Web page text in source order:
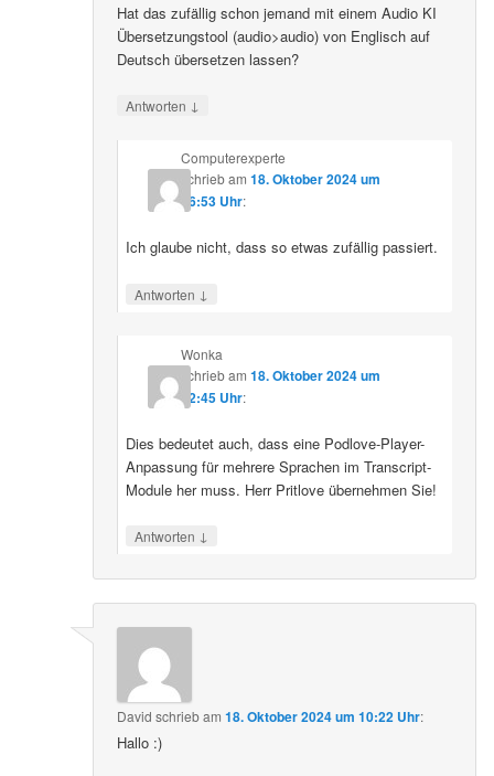
Hat das zufällig schon jemand mit einem Audio KI
Übersetzungstool (audio>audio) von Englisch auf
Deutsch übersetzen lassen?
Antworten ↓
Computerexperte
schriebam 18. Oktober 2024 um
06:53 Uhr:
Ich glaube nicht, dass so etwas zufällig passiert.
Antworten ↓
Wonka
schriebam 18. Oktober 2024 um
12:45 Uhr:
Dies bedeutet auch, dass eine Podlove-Player-
Anpassung für mehrere Sprachen im Transcript-
Module her muss. Herr Pritlove übernehmen Sie!
Antworten ↓
David schriebam18. Oktober 2024 um 10:22 Uhr:
Hallo :)